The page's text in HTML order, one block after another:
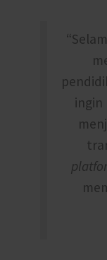
ingin